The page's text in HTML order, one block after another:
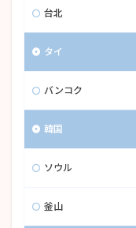
台北
タイ
バンコク
韓国
ソウル
釜山